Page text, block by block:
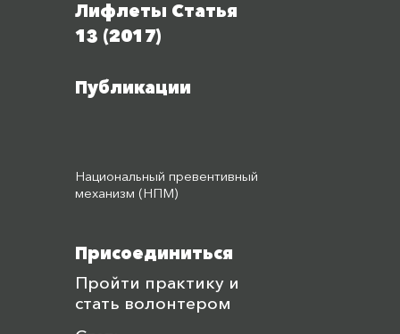
Лифлеты Статья
13 (2017)
Публикации
Национальный превентивный
механизм (НПМ)
Присоединиться
Пройти практику и
стать волонтером